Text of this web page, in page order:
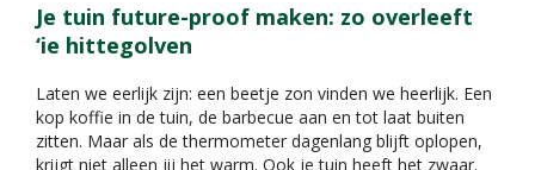
Je tuin future-proof maken: zo overleeft
‘ie hittegolven
Laten we eerlijk zijn: een beetje zon vinden we heerlijk. Een
kop koffie in de tuin, de barbecue aan en tot laat buiten
zitten. Maar als de thermometer dagenlang blijft oplopen,
krijgt niet alleen jij het warm. Ook je tuin heeft het zwaar.